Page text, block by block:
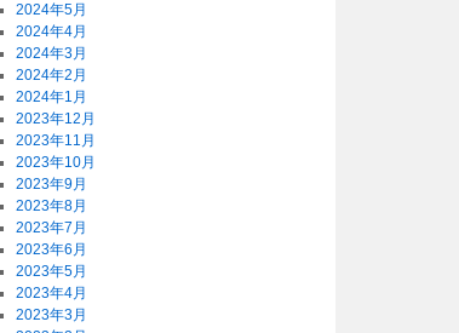
2024年5月
2024年4月
2024年3月
2024年2月
2024年1月
2023年12月
2023年11月
2023年10月
2023年9月
2023年8月
2023年7月
2023年6月
2023年5月
2023年4月
2023年3月